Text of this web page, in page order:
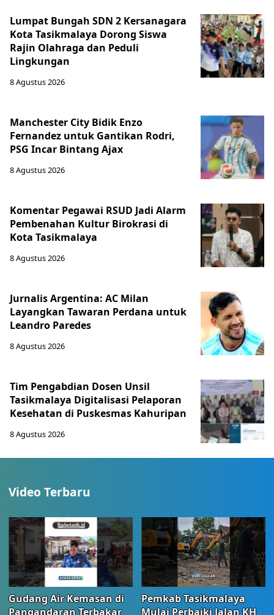
Lumpat Bungah SDN 2 Kersanagara
Kota Tasikmalaya Dorong Siswa
Rajin Olahraga dan Peduli
Lingkungan
8 Agustus 2026
Manchester City Bidik Enzo
Fernandez untuk Gantikan Rodri,
PSG Incar Bintang Ajax
8 Agustus 2026
Komentar Pegawai RSUD Jadi Alarm
Pembenahan Kultur Birokrasi di
Kota Tasikmalaya
8 Agustus 2026
Jurnalis Argentina: AC Milan
Layangkan Tawaran Perdana untuk
Leandro Paredes
8 Agustus 2026
Tim Pengabdian Dosen Unsil
Tasikmalaya Digitalisasi Pelaporan
Kesehatan di Puskesmas Kahuripan
8 Agustus 2026
Video Terbaru
Gudang Air Kemasan di
Pangandaran Terbakar
Pemkab Tasikmalaya
Mulai Perbaiki Jalan KH